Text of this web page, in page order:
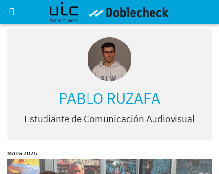
PABLO RUZAFA
Estudiante de Comunicación Audiovisual
MAIG 2025